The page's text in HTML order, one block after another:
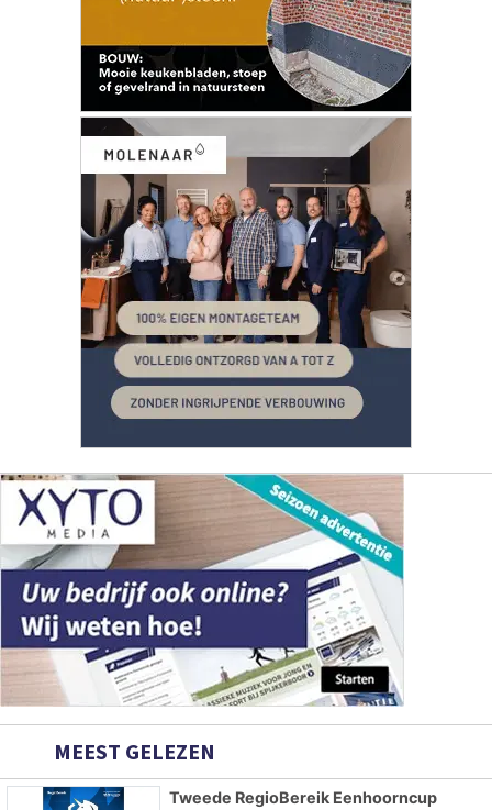
MEEST GELEZEN
Tweede RegioBereik Eenhoorncup